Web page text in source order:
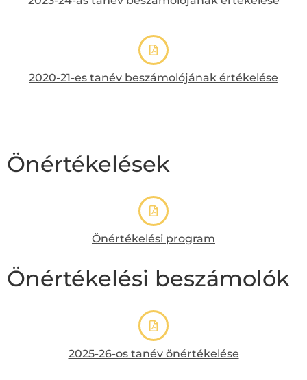
2020-21-es tanév beszámolójának értékelése
Önértékelések
Önértékelési program
Önértékelési beszámolók
2025-26-os tanév önértékelése